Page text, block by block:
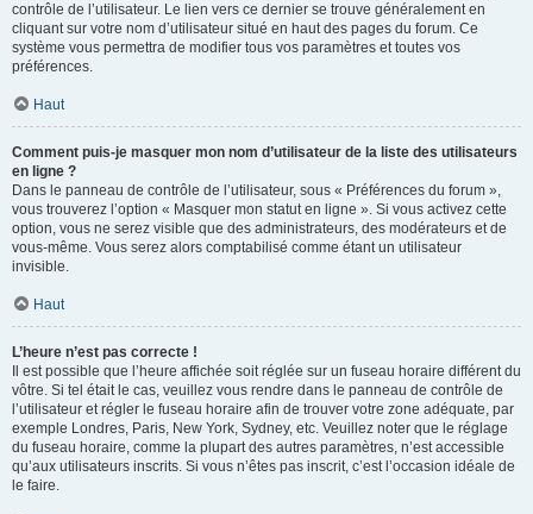
contrôle de l’utilisateur. Le lien vers ce dernier se trouve généralement en
cliquant sur votre nom d’utilisateur situé en haut des pages du forum. Ce
système vous permettra de modifier tous vos paramètres et toutes vos
préférences.
Haut
Comment puis-je masquer mon nom d’utilisateur de la liste des utilisateurs
en ligne ?
Dans le panneau de contrôle de l’utilisateur, sous « Préférences du forum »,
vous trouverez l’option « Masquer mon statut en ligne ». Si vous activez cette
option, vous ne serez visible que des administrateurs, des modérateurs et de
vous-même. Vous serez alors comptabilisé comme étant un utilisateur
invisible.
Haut
L’heure n’est pas correcte !
Il est possible que l’heure affichée soit réglée sur un fuseau horaire différent du
vôtre. Si tel était le cas, veuillez vous rendre dans le panneau de contrôle de
l’utilisateur et régler le fuseau horaire afin de trouver votre zone adéquate, par
exemple Londres, Paris, New York, Sydney, etc. Veuillez noter que le réglage
du fuseau horaire, comme la plupart des autres paramètres, n’est accessible
qu’aux utilisateurs inscrits. Si vous n’êtes pas inscrit, c’est l’occasion idéale de
le faire.